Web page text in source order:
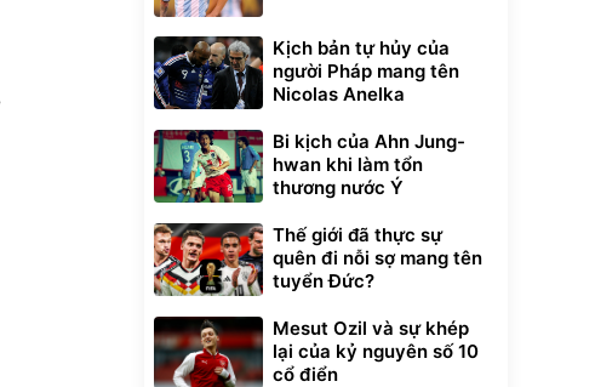
Kịch bản tự hủy của
người Pháp mang tên
Nicolas Anelka
Bi kịch của Ahn Jung-
hwan khi làm tổn
thương nước Ý
Thế giới đã thực sự
quên đi nỗi sợ mang tên
tuyển Đức?
Mesut Ozil và sự khép
lại của kỷ nguyên số 10
cổ điển